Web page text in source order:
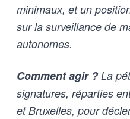
minimaux, et un
sur la surveillance de
autonomes.
Comment agir ?La
signatures, réparties
et Bruxelles, pour